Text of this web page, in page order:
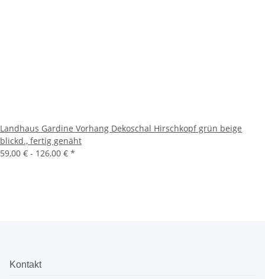
Landhaus Gardine Vorhang Dekoschal Hirschkopf grün beige
blickd., fertig genäht
59,00 € - 126,00 € *
Kontakt